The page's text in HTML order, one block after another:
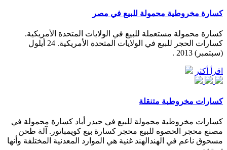
كسارة مخروطية محمولة للبيع في مصر
كسارة محمولة مستعملة للبيع في الولايات المتحدة الأمريكية.
كسارات الحجر للبيع في الولايات المتحدة الأمريكية. 24 أيلول
(سبتمبر) 2013 .
اقرأ أكثر
كسارات مخروطية متنقلة
كسارات مخروطية محمولة للبيع في حيدر أباد كسارة محمولة في
مصنع محجر الحصوه للبيع محجر كسارة بيع كويمباتور. آلة طحن
مسحوق ناعم في الهندالهند غنية هي الموارد المعدنية المختلفة وأنها